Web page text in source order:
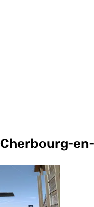
Cherbourg-